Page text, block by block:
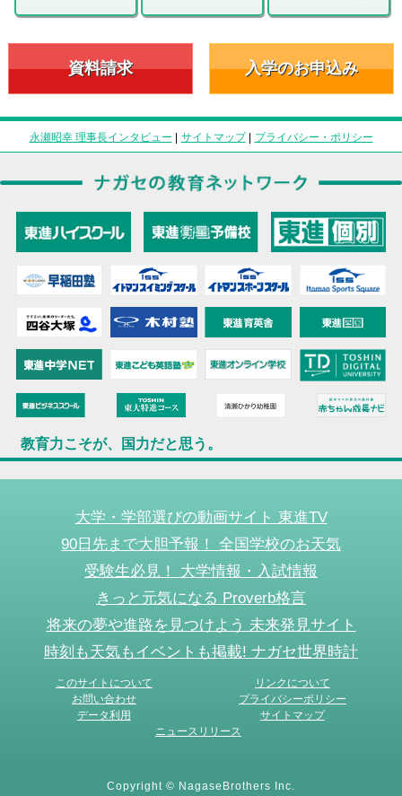
資料請求 入学のお申込み
永瀬昭幸 理事長インタビュー | サイトマップ| プライバシー・ポリシー
教育力こそが、国力だと思う。
大学・学部選びの動画サイト 東進TV
90日先まで大胆予報！ 全国学校のお天気
受験生必見！ 大学情報・入試情報
きっと元気になる Proverb格言
将来の夢や進路を見つけよう 未来発見サイト
時刻も天気もイベントも掲載! ナガセ世界時計
このサイトについて
リンクについて
お問い合わせ
プライバシーポリシー
データ利用
サイトマップ
ニュースリリース
Copyright © NagaseBrothers Inc.